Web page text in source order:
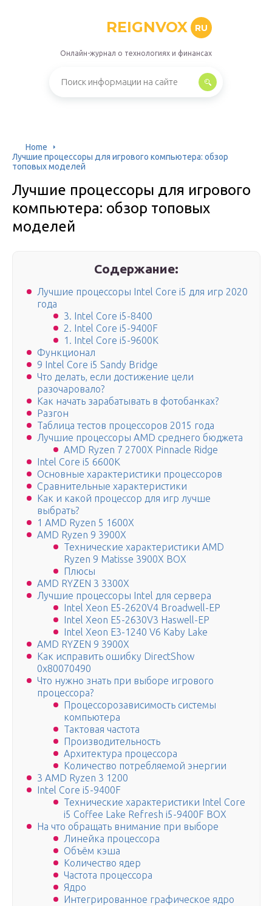
REIGNVOX RU
Онлайн-журнал о технологиях и финансах
Home
Лучшие процессоры для игрового компьютера:‌ обзор
‌‌топовых‌ ‌моделей‌ ‌
Лучшие процессоры для игрового
компьютера:‌ обзор ‌‌топовых‌
‌моделей‌ ‌
Содержание:
Лучшие процессоры Intel Core i5 для игр 2020
года
3. Intel Core i5-8400
2. Intel Core i5-9400F
1. Intel Core i5-9600K
Функционал
9 Intel Core i5 Sandy Bridge
Что делать, если достижение цели
разочаровало?
Как начать зарабатывать в фотобанках?
Разгон
Таблица тестов процессоров 2015 года
Лучшие процессоры AMD среднего бюджета
AMD Ryzen 7 2700X Pinnacle Ridge
Intel Core i5 6600K
Основные характеристики процессоров
Сравнительные характеристики
Как и какой процессор для игр лучше
выбрать?
1 AMD Ryzen 5 1600X
AMD Ryzen 9 3900X
Технические характеристики AMD
Ryzen 9 Matisse 3900X BOX
Плюсы
AMD RYZEN 3 3300X
Лучшие процессоры Intel для сервера
Intel Xeon E5-2620V4 Broadwell-EP
Intel Xeon E5-2630V3 Haswell-EP
Intel Xeon E3-1240 V6 Kaby Lake
AMD RYZEN 9 3900X
Как исправить ошибку DirectShow
0x80070490
Что нужно знать при выборе игрового
процессора?
Процессорозависимость системы
компьютера
Тактовая частота
Производительность
Архитектура процессора
Количество потребляемой энергии
3 AMD Ryzen 3 1200
Intel Core i5-9400F
Технические характеристики Intel Core
i5 Coffee Lake Refresh i5-9400F BOX
На что обращать внимание при выборе
Линейка процессора
Объём кэша
Количество ядер
Частота процессора
Ядро
Интегрированное графическое ядро